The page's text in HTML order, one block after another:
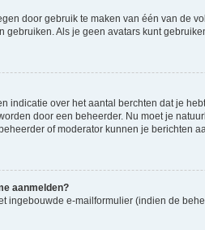
door gebruik te maken van één van de
Als je geen avatars kunt
over het aantal berchten dat je
door een beheerder. Nu moet je
of moderator kunnen je berichten
aanmelden?
e-mailformulier (indien de